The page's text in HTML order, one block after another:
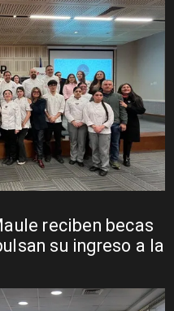
reciben becas
su ingreso a la